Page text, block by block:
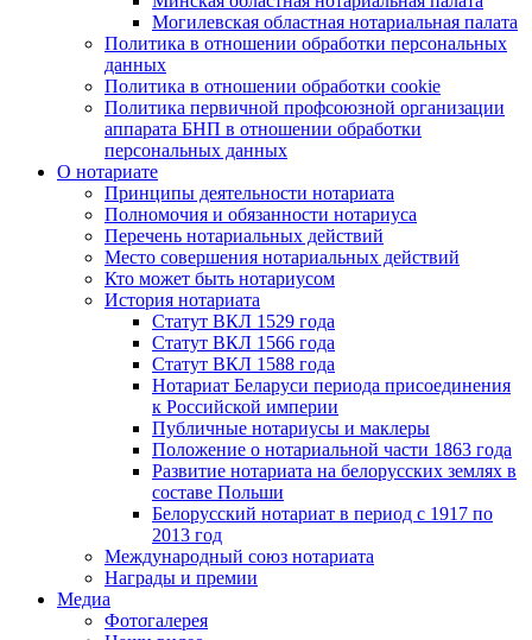
Могилевская областная нотариальная палата
Политика в отношении обработки персональных
данных
Политика в отношении обработки cookie
Политика первичной профсоюзной организации
аппарата БНП в отношении обработки
персональных данных
О нотариате
Принципы деятельности нотариата
Полномочия и обязанности нотариуса
Перечень нотариальных действий
Место совершения нотариальных действий
Кто может быть нотариусом
История нотариата
Статут ВКЛ 1529 года
Статут ВКЛ 1566 года
Статут ВКЛ 1588 года
Нотариат Беларуси периода присоединения
к Российской империи
Публичные нотариусы и маклеры
Положение о нотариальной части 1863 года
Развитие нотариата на белорусских землях в
составе Польши
Белорусский нотариат в период с 1917 по
2013 год
Международный союз нотариата
Награды и премии
Медиа
Фотогалерея